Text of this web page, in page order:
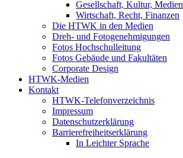
Gesellschaft, Kultur, Medien
Wirtschaft, Recht, Finanzen
Die HTWK in den Medien
Dreh- und Fotogenehmigungen
Fotos Hochschulleitung
Fotos Gebäude und Fakultäten
Corporate Design
HTWK-Medien
Kontakt
HTWK-Telefonverzeichnis
Impressum
Datenschutzerklärung
Barrierefreiheitserklärung
In Leichter Sprache